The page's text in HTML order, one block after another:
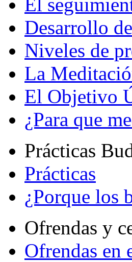
Desarrollo
Niveles de
La
El Objetivo
¿Para que
Prácticas
Prácticas
¿Porque los
Ofrendas y
Ofrendas en